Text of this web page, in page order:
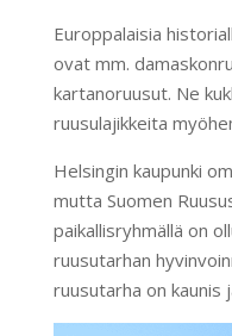
Europpalaisia
ovat mm.
kartanoruusut. Ne
ruusulajikkeita
Helsingin kaupunki
mutta Suomen
paikallisryhmällä on
ruusutarhan
ruusutarha on kaunis